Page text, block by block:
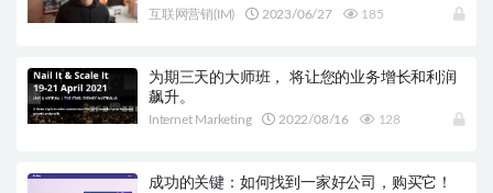
互联网营销(IM) 2023/06/27 185
为期三天的大师班， 将让您的业务增长和利润
飙升。
Internet Marketing 2022/08/16 128
成功的关键：如何找到一家好公司，购买它！